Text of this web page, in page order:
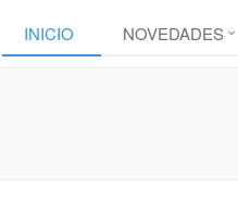
INICIO NOVEDADES